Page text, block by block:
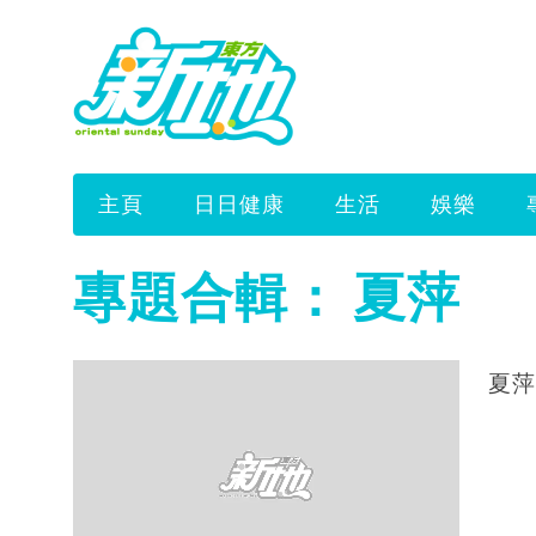
主頁 日日健康 生活 娛樂
專題合輯： 夏萍
夏